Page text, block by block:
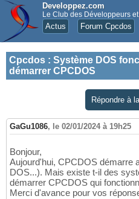
Developpez.com
Le Club des Développeurs
Actus Forum Cpcdos
Cpcdos : Système DOS
démarrer CPCDOS
Répondre à
GaGu1086, le 02/01/2024 à 19h25
Bonjour,
Aujourd'hui, CPCDOS démarre
DOS...). Mais existe t-il des
démarrer CPCDOS qui
Merci d'avance pour vos